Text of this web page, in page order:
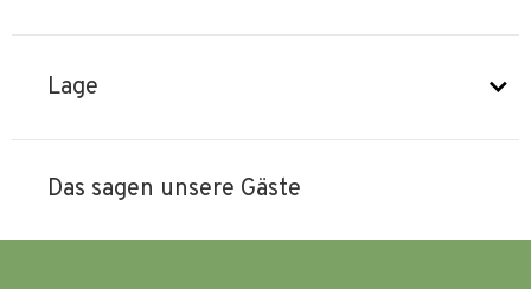
Lage
Das sagen unsere Gäste